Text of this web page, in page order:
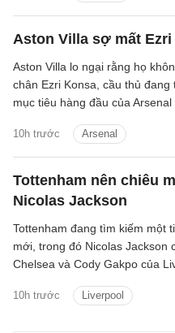
Aston Villa sợ mất Ezri
10h trước Arsenal
Aston Villa lo ngại rằng họ
chân Ezri Konsa, cầu thủ đang
mục tiêu hàng đầu của Arsenal
Tottenham nên chiêu
Nicolas Jackson
10h trước Liverpool
Tottenham đang tìm kiếm một
mới, trong đó Nicolas Jackson
Chelsea và Cody Gakpo của
của họ.